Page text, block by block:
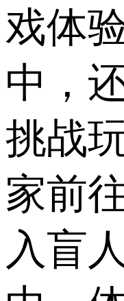
戏体
中，
挑战
家前
入盲